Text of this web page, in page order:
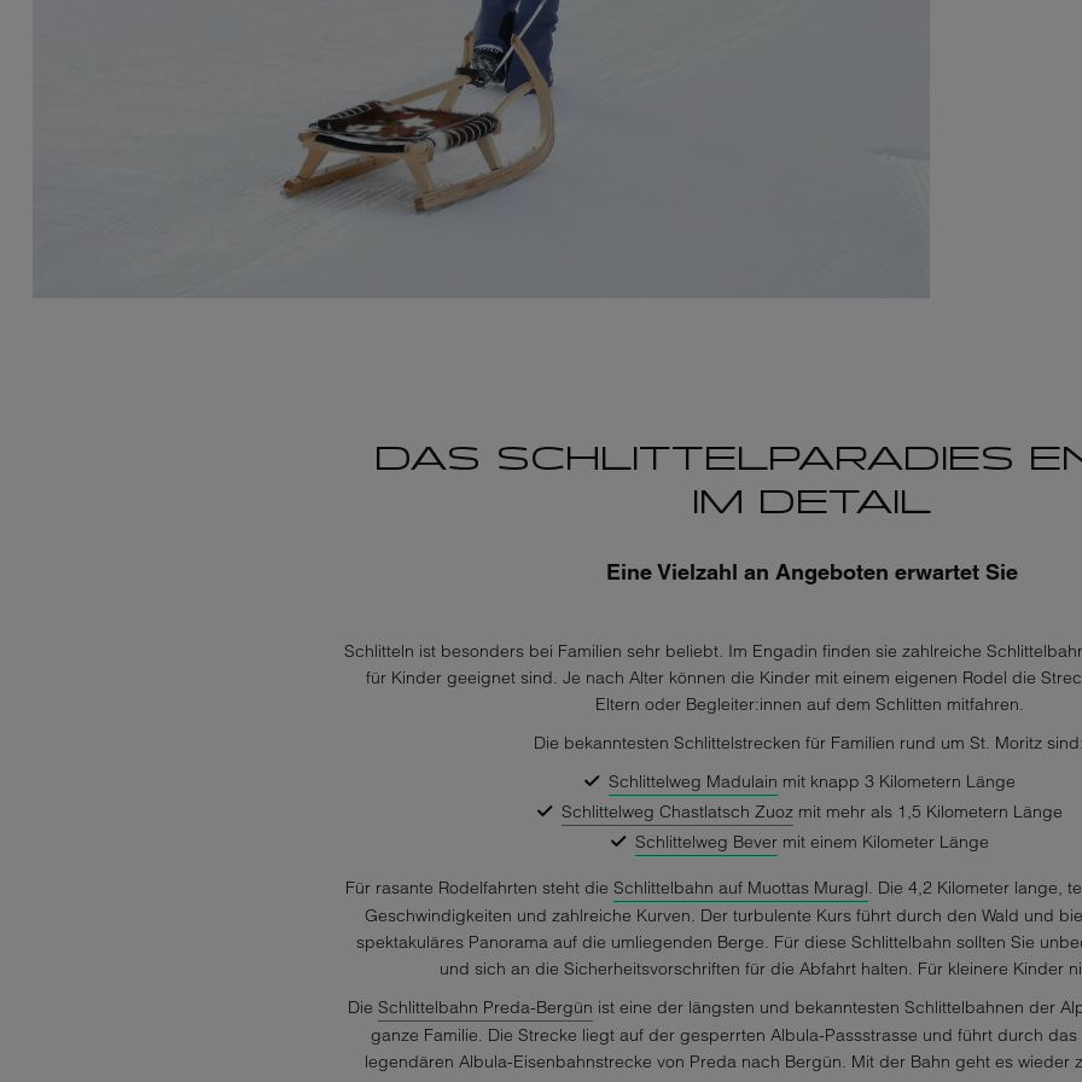
DAS SCHLITTEL­PARADIES
IM DETAIL
Eine Vielzahl an Angeboten erwartet Sie
Schlitteln ist besonders bei Familien sehr beliebt. Im Engadin finden sie zahlreiche
für Kinder geeignet sind. Je nach Alter können die Kinder mit einem eigenen Rodel die
Eltern oder Begleiter:innen auf dem Schlitten mitfahren.
Die bekanntesten Schlittelstrecken für Familien rund um St. Moritz sind:
Schlittelweg Madulain mit knapp 3 Kilometern Länge
Schlittelweg Chastlatsch Zuozmit mehr als 1,5 Kilometern Länge
Schlittelweg Bevermit einem Kilometer Länge
Für rasante Rodelfahrten steht die Schlittelbahn auf Muottas Muragl. Die 4,2 Kilometer lange,
Geschwindigkeiten und zahlreiche Kurven. Der turbulente Kurs führt durch den Wald und
spektakuläres Panorama auf die umliegenden Berge. Für diese Schlittelbahn sollten Sie
und sich an die Sicherheitsvorschriften für die Abfahrt halten. Für kleinere Kinder
Die Schlittelbahn Preda-Bergün ist eine der längsten und bekanntesten Schlittelbahnen der
ganze Familie. Die Strecke liegt auf der gesperrten Albula-Passstrasse und führt durch das
legendären Albula-Eisenbahnstrecke von Preda nach Bergün. Mit der Bahn geht es wieder